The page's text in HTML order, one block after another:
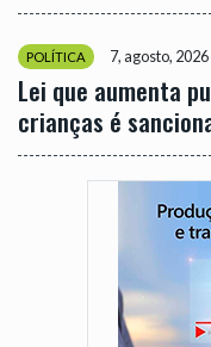
POLÍTICA 7, agosto, 2026
Lei que aumenta
crianças é